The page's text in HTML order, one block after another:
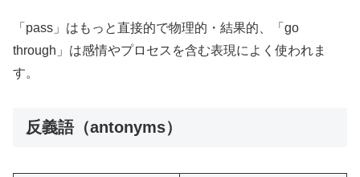
「pass」はもっと直接的で物理的・結果的、「go
through」は感情やプロセスを含む表現によく使われま
す。
反義語（antonyms）